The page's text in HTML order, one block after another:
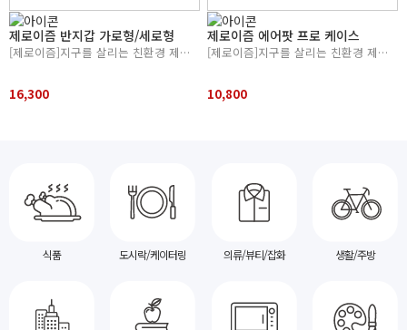
제로이즘 반지갑 가로형/세로형
[제로이즘]지구를 살리는 친환경 제로웨이스트의 시작
16,300
제로이즘 에어팟 프로 케이스
[제로이즘]지구를 살리는 친환경 제로웨이스트의 시작
10,800
식품 도시락/케이터링 의류/뷰티/잡화 생활/주방